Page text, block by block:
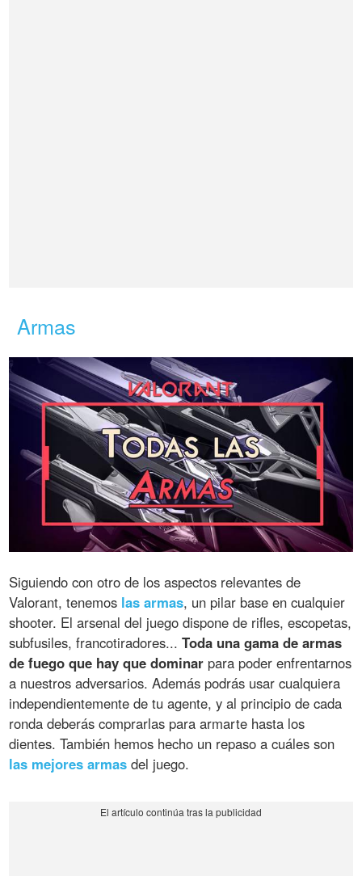
Armas
Siguiendo con otro de los aspectos relevantes de
Valorant, tenemos las armas, un pilar base en cualquier
shooter. El arsenal del juego dispone de rifles, escopetas,
subfusiles, francotiradores...Toda una gama de armas
de fuego que hay que dominar para poder enfrentarnos
a nuestros adversarios. Además podrás usar cualquiera
independientemente de tu agente, y al principio de cada
ronda deberás comprarlas para armarte hasta los
dientes. También hemos hecho un repaso a cuáles son
las mejores armas del juego.